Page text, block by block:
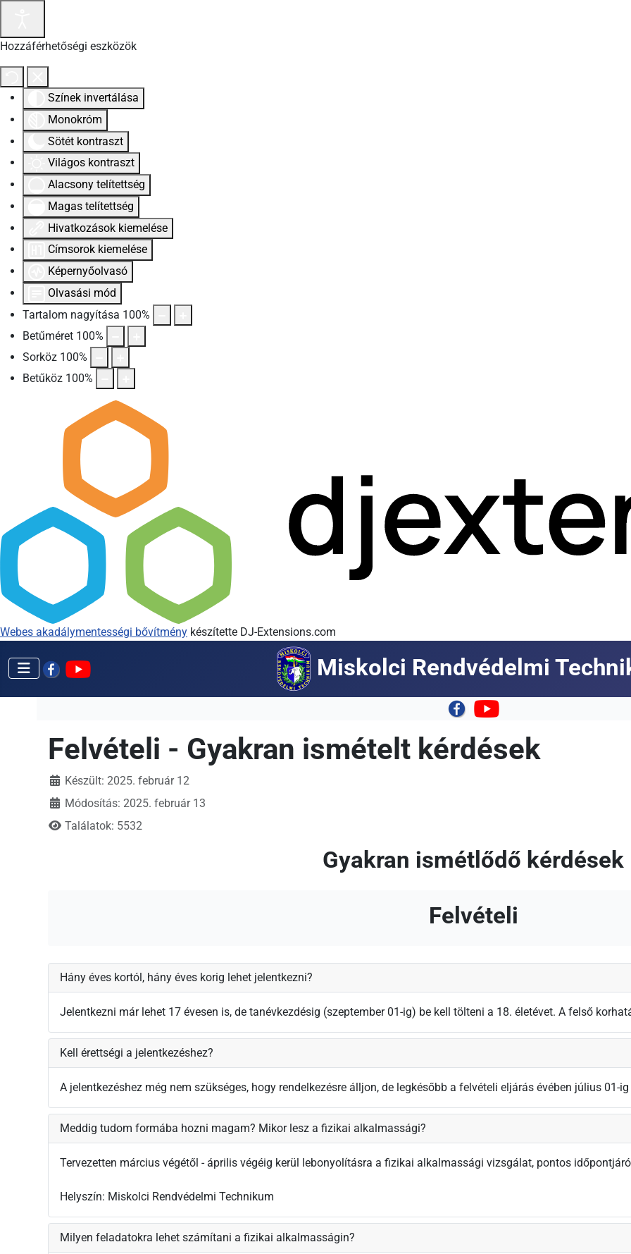
Hozzáférhetőségi eszközök
Színek invertálása
Monokróm
Sötét kontraszt
Világos kontraszt
Alacsony telítettség
Magas telítettség
Hivatkozások kiemelése
Címsorok kiemelése
Képernyőolvasó
Olvasási mód
Tartalom nagyítása 100%
Betűméret 100%
Sorköz 100%
Betűköz 100%
Webes akadálymentességi bővítmény készítette DJ-Extensions.com
Miskolci Rendvédelmi
Felvételi - Gyakran ismételt kérdések
Készült: 2025. február 12
Módosítás: 2025. február 13
Találatok: 5532
Gyakran ismétlődő kérdések
Felvételi
Hány éves kortól, hány éves korig lehet jelentkezni?
Jelentkezni már lehet 17 évesen is, de tanévkezdésig (szeptember 01-ig) be kell tölteni a 18. életévet. A felső
Kell érettségi a jelentkezéshez?
A jelentkezéshez még nem szükséges, hogy rendelkezésre álljon, de legkésőbb a felvételi eljárás évében július 01-
Meddig tudom formába hozni magam? Mikor lesz a fizikai alkalmassági?
Tervezetten március végétől - április végéig kerül lebonyolításra a fizikai alkalmassági vizsgálat, pontos
Helyszín: Miskolci Rendvédelmi Technikum
Milyen feladatokra lehet számítani a fizikai alkalmasságin?